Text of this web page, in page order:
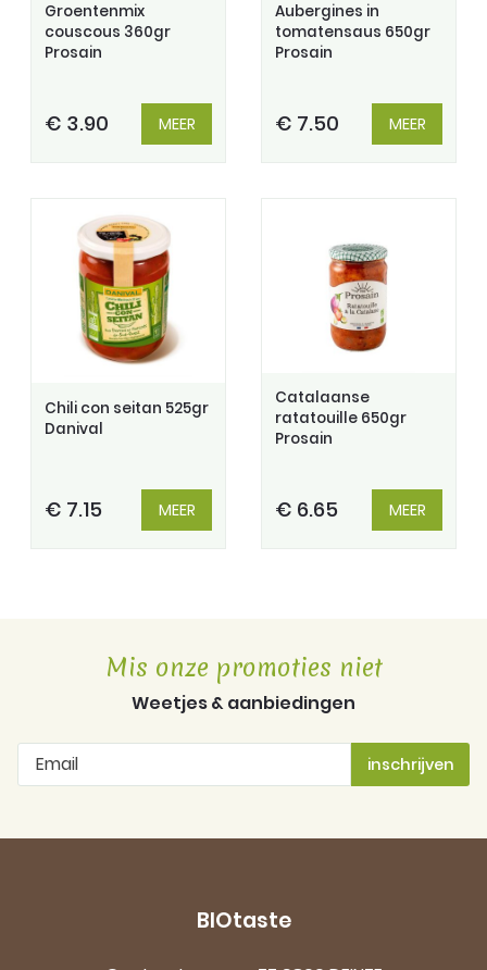
Groentenmix
couscous 360gr
Prosain
€ 3.90 MEER
Aubergines in
tomatensaus 650gr
Prosain
€ 7.50 MEER
Chili con seitan 525gr
Danival
€ 7.15 MEER
Catalaanse
ratatouille 650gr
Prosain
€ 6.65 MEER
Mis onze promoties niet
Weetjes & aanbiedingen
BIOtaste